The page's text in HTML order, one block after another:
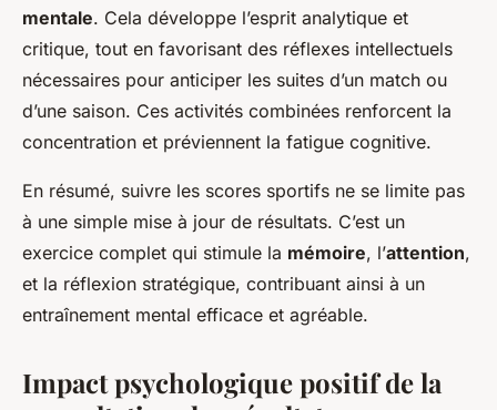
mentale. Cela développe l’esprit analytique et
critique, tout en favorisant des réflexes intellectuels
nécessaires pour anticiper les suites d’un match ou
d’une saison. Ces activités combinées renforcent la
concentration et préviennent la fatigue cognitive.
En résumé, suivre les scores sportifs ne se limite pas
à une simple mise à jour de résultats. C’est un
exercice complet qui stimule la mémoire, l’attention,
et la réflexion stratégique, contribuant ainsi à un
entraînement mental efficace et agréable.
Impact psychologique positif de la